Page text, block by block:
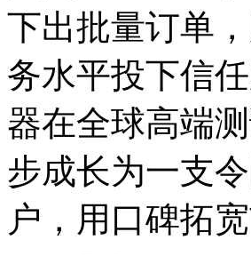
下出批量订单
务水平投下信
器在全球高端
步成长为一支
户，用口碑拓